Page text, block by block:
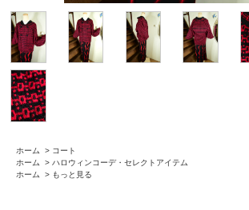
ホーム > コート
ホーム
> ハロウィンコーデ・セレクトアイテム
ホーム
> もっと見る